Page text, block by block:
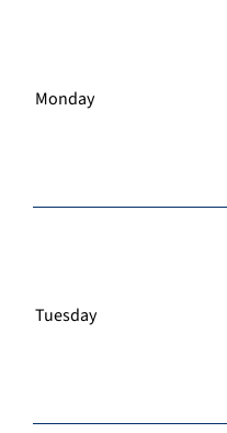
Monday
Tuesday